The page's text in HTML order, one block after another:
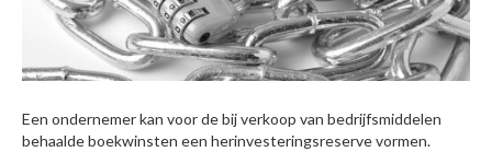
Een ondernemer kan voor de bij verkoop van bedrijfsmiddelen
behaalde boekwinsten een herinvesteringsreserve vormen.